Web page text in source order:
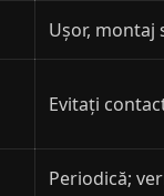
Ușor, montaj
Evitați
Periodică;